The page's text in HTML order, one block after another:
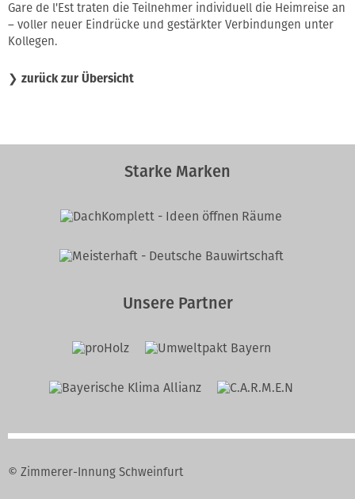
Gare de l'Est traten die Teilnehmer individuell die Heimreise an
– voller neuer Eindrücke und gestärkter Verbindungen unter
Kollegen.
❯ zurück zur Übersicht
Starke Marken
Unsere Partner
© Zimmerer-Innung Schweinfurt